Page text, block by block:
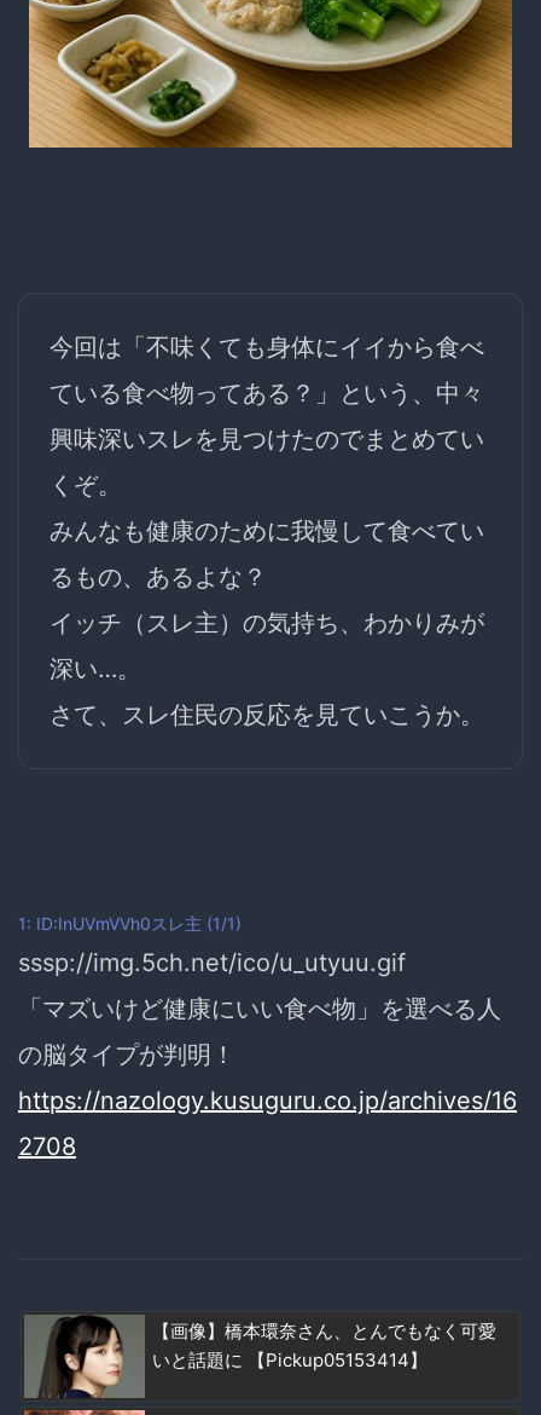
今回は「不味くても身体にイイから食べ
ている食べ物ってある？」という、中々
興味深いスレを見つけたのでまとめてい
くぞ。
みんなも健康のために我慢して食べてい
るもの、あるよな？
イッチ（スレ主）の気持ち、わかりみが
深い…。
さて、スレ住民の反応を見ていこうか。
1: ID:InUVmVVh0スレ主 (1/1)
sssp://img.5ch.net/ico/u_utyuu.gif
「マズいけど健康にいい食べ物」を選べる人
の脳タイプが判明！
https://nazology.kusuguru.co.jp/archives/16
2708
【画像】橋本環奈さん、とんでもなく可愛
いと話題に 【Pickup05153414】